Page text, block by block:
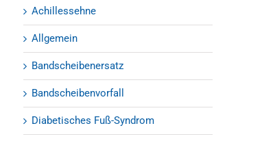
Achillessehne
Allgemein
Bandscheibenersatz
Bandscheibenvorfall
Diabetisches Fuß-Syndrom